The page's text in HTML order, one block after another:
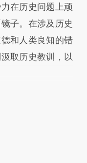
在历史问题上顽
子。在涉及历史
和人类良知的错
取历史教训，以